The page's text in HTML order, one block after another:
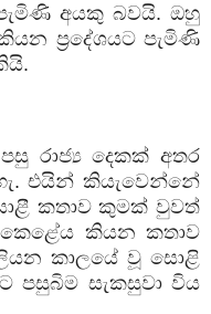
අයකු බවයි. ඔහු
ප්‍රදේශයට පැමිණි
රාජ්‍ය දෙකක් අතර
එයින් කියැවෙන්නේ
කතාව කුමක් වුවත්
කියන කතාව
කාලයේ වූ සොළි
පසුබිම සැකසුවා විය